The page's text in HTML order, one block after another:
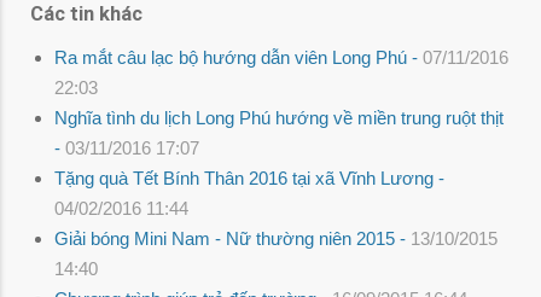
Các tin khác
Ra mắt câu lạc bộ hướng dẫn viên Long Phú - 07/11/2016
22:03
Nghĩa tình du lịch Long Phú hướng về miền trung ruột thịt
- 03/11/2016 17:07
Tặng quà Tết Bính Thân 2016 tại xã Vĩnh Lương -
04/02/2016 11:44
Giải bóng Mini Nam - Nữ thường niên 2015 - 13/10/2015
14:40